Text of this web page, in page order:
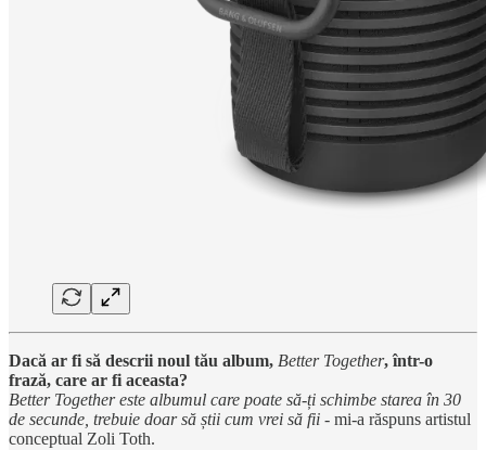
Dacă ar fi să descrii noul tău album, Better Together, într-o
frază, care ar fi aceasta?
Better Together este albumul care poate să-ți schimbe starea în 30
de secunde, trebuie doar să știi cum vrei să fii - mi-a răspuns artistul
conceptual Zoli Toth.